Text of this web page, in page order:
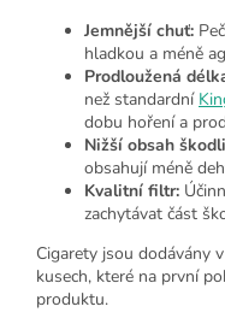
Jemnější chuť:
hladkou a méně
Prodloužená
než standardní
dobu hoření a
Nižší obsah
obsahují méně
Kvalitní filtr:
zachytávat část
Cigarety jsou dodávány
kusech, které na první
produktu.